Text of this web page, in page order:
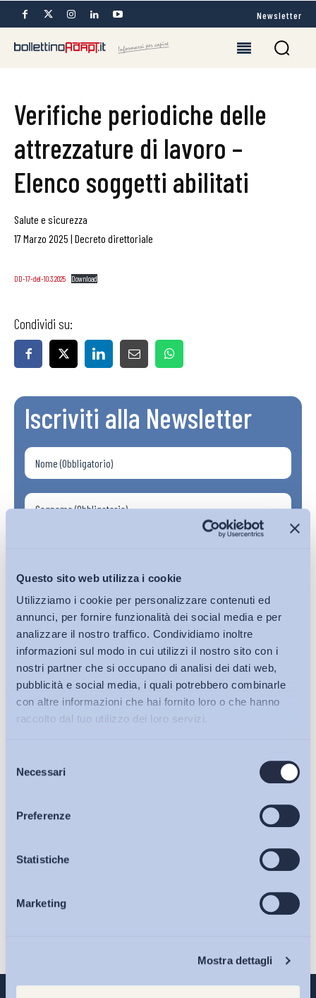
Questo sito web utilizza i cookie
Utilizziamo i cookie per personalizzare contenuti ed
annunci, per fornire funzionalità dei social media e per
analizzare il nostro traffico. Condividiamo inoltre
informazioni sul modo in cui utilizzi il nostro sito con i
nostri partner che si occupano di analisi dei dati web,
pubblicità e social media, i quali potrebbero combinarle
con altre informazioni che hai fornito loro o che hanno
raccolto dal tuo utilizzo dei loro servizi.
delNecessari
Preferenze
Statistiche
Marketing
Mostra dettagli
Bollettini ADAPT
Articoli
Osservatori
Eventi
Newsletter
Verifiche periodiche delle
attrezzature di lavoro –
Elenco soggetti abilitati
Salute e sicurezza
17 Marzo 2025 | Decreto direttoriale
DD-17-del-10.3.2025 Download
Condividi su:
Iscriviti alla Newsletter
Ho letto e Accetto il trattamento dei dati personali descritti